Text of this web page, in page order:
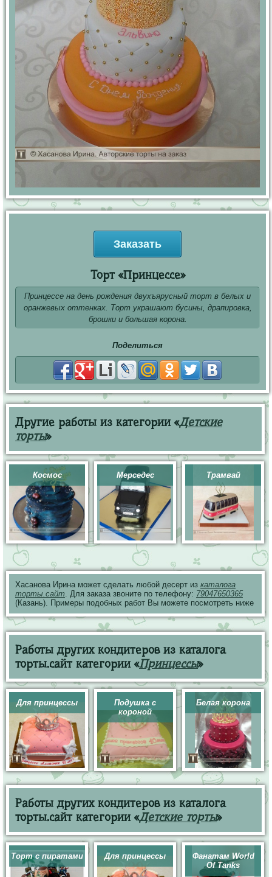
Заказать
Торт «Принцессе»
Принцессе на день рождения двухъярусный торт в белых и
оранжевых оттенках. Торт украшают бусины, драпировка,
брошки и большая корона.
Поделиться
Другие работы из категории «Детские
торты»
Космос Мерседес Трамвай
Хасанова Ирина может сделать любой десерт из каталога
торты.сайт. Для заказа звоните по телефону: 79047650365
(Казань). Примеры подобных работ Вы можете посмотреть ниже
Работы других кондитеров из каталога
торты.сайт категории «Принцессы»
Для принцессы
Подушка с
короной
Белая корона
Работы других кондитеров из каталога
торты.сайт категории «Детские торты»
Торт с пиратами Для принцессы
Фанатам World
Of Tanks